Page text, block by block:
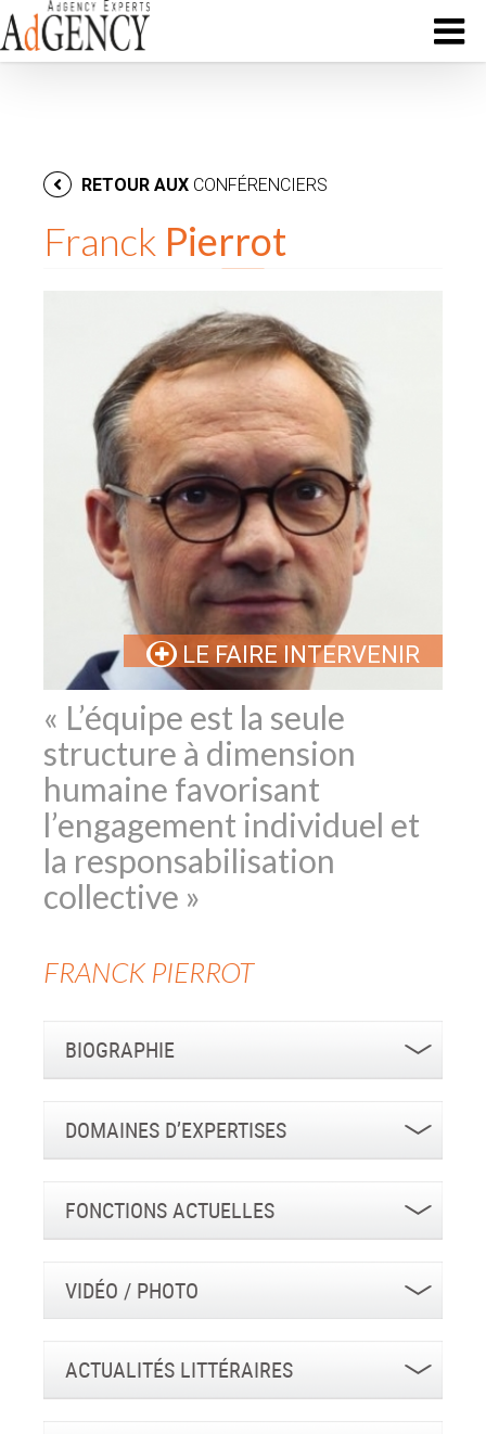
RETOUR AUX CONFÉRENCIERS
Franck Pierrot
LE FAIRE INTERVENIR
« L’équipe est la seule
structure à dimension
humaine favorisant
l’engagement individuel et
la responsabilisation
collective »
FRANCK PIERROT
BIOGRAPHIE
DOMAINES D’EXPERTISES
FONCTIONS ACTUELLES
VIDÉO / PHOTO
ACTUALITÉS LITTÉRAIRES